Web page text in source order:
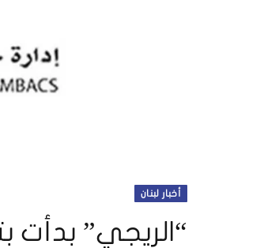
أخبار لبنان
“الريجي” بدأت